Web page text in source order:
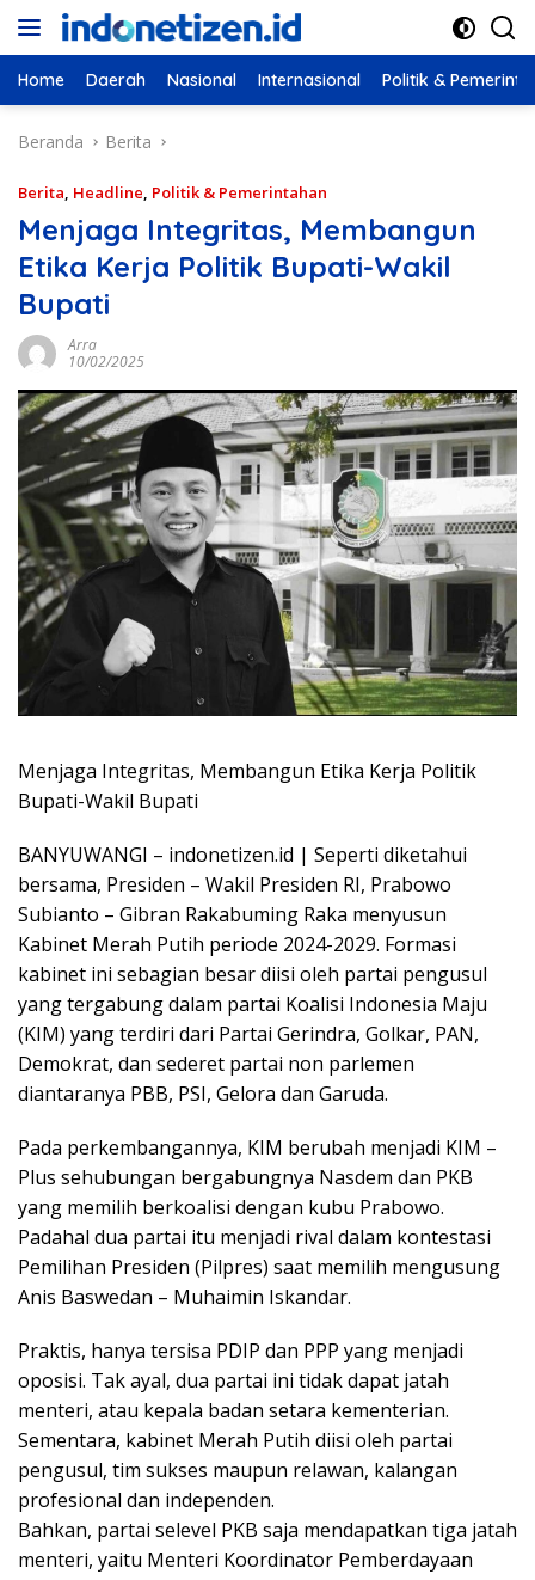
Langsung
Home Daerah Nasional Internasional Politik &
Beranda Berita
Berita, Headline, Politik & Pemerintahan
Menjaga Integritas, Membangun
Etika Kerja Politik Bupati-Wakil
Bupati
Arra
10/02/2025
Menjaga Integritas, Membangun Etika Kerja Politik
Bupati-Wakil Bupati
BANYUWANGI – indonetizen.id | Seperti diketahui
bersama, Presiden – Wakil Presiden RI, Prabowo
Subianto – Gibran Rakabuming Raka menyusun
Kabinet Merah Putih periode 2024-2029. Formasi
kabinet ini sebagian besar diisi oleh partai pengusul
yang tergabung dalam partai Koalisi Indonesia Maju
(KIM) yang terdiri dari Partai Gerindra, Golkar, PAN,
Demokrat, dan sederet partai non parlemen
diantaranya PBB, PSI, Gelora dan Garuda.
Pada perkembangannya, KIM berubah menjadi KIM –
Plus sehubungan bergabungnya Nasdem dan PKB
yang memilih berkoalisi dengan kubu Prabowo.
Padahal dua partai itu menjadi rival dalam kontestasi
Pemilihan Presiden (Pilpres) saat memilih mengusung
Anis Baswedan – Muhaimin Iskandar.
Praktis, hanya tersisa PDIP dan PPP yang menjadi
oposisi. Tak ayal, dua partai ini tidak dapat jatah
menteri, atau kepala badan setara kementerian.
Sementara, kabinet Merah Putih diisi oleh partai
pengusul, tim sukses maupun relawan, kalangan
profesional dan independen.
Bahkan, partai selevel PKB saja mendapatkan tiga jatah
menteri, yaitu Menteri Koordinator Pemberdayaan